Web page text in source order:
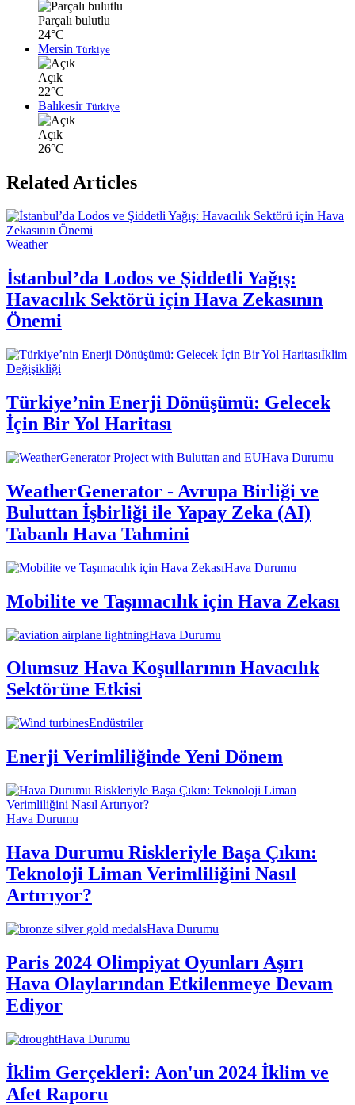
Parçalı bulutlu
24°C
Mersin Türkiye
Açık
22°C
Balıkesir Türkiye
Açık
26°C
Related Articles
Weather
İstanbul’da Lodos ve Şiddetli Yağış:
Havacılık Sektörü için Hava Zekasının
Önemi
İklim
Değişikliği
Türkiye’nin Enerji Dönüşümü: Gelecek
İçin Bir Yol Haritası
Hava Durumu
WeatherGenerator - Avrupa Birliği ve
Buluttan İşbirliği ile Yapay Zeka (AI)
Tabanlı Hava Tahmini
Hava Durumu
Mobilite ve Taşımacılık için Hava Zekası
Hava Durumu
Olumsuz Hava Koşullarının Havacılık
Sektörüne Etkisi
Endüstriler
Enerji Verimliliğinde Yeni Dönem
Hava Durumu
Hava Durumu Riskleriyle Başa Çıkın:
Teknoloji Liman Verimliliğini Nasıl
Artırıyor?
Hava Durumu
Paris 2024 Olimpiyat Oyunları Aşırı
Hava Olaylarından Etkilenmeye Devam
Ediyor
Hava Durumu
İklim Gerçekleri: Aon'un 2024 İklim ve
Afet Raporu